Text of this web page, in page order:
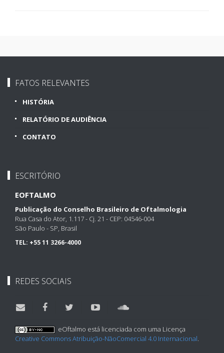
FATOS RELEVANTES
HISTÓRIA
RELATÓRIO DE AUDIÊNCIA
CONTATO
ESCRITÓRIO
EOFTALMO
Publicação do Conselho Brasileiro de Oftalmologia
Rua Casa do Ator, 1.117 - Cj. 21 - CEP: 04546-004
São Paulo - SP, Brasil
TEL: +55 11 3266-4000
REDES SOCIAIS
eOftalmo está licenciada com uma Licença
Creative Commons Atribuição-NãoComercial 4.0 Internacional.